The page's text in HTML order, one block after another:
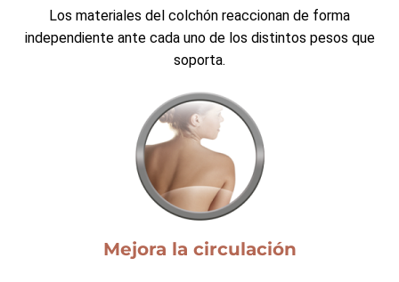
Los materiales del colchón reaccionan de forma
independiente ante cada uno de los distintos pesos que
soporta.
Mejora la circulación